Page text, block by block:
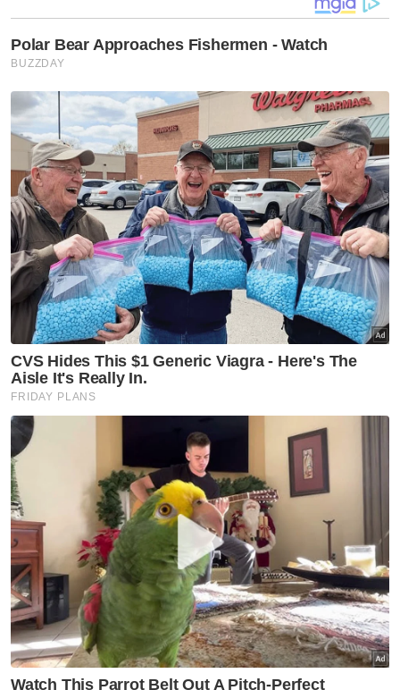
Dr Zubaidi
Bahkan menurut Dr Zubaidi, beliau sendiri
pernah berdepan dengan beberapa pesakit
kronik yang disebabkan oleh stres.
“Contohnya saya berdepan kes seorang
lelaki yang merupakan pengajar kecergasan
di gimnasium. Disebabkan dia banyak
bekerja, tak banyak rehat, dia sendiri
mengaku dia kena strok.
“Begitu juga dengan selebriti dan pelakon.
Mereka banyak terlibat dengan
penggambaran. Tidak cukup tidur. Itu
menyebabkan stres pada diri dia dan
mungkin ditambah dengan stres sekeliling.
Anak dan isteri terpaksa tinggal. Ini
menyebabkan jantung dia mengalami